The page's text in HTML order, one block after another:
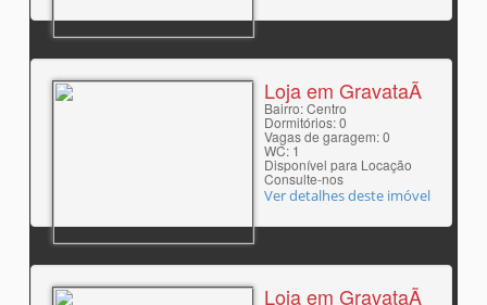
Loja em GravataÃ­
Bairro: Centro
Dormitórios: 0
Vagas de garagem: 0
WC: 1
Disponível para Locação
Consulte-nos
Ver detalhes deste imóvel
Loja em GravataÃ­